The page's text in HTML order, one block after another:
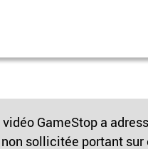
GameStop a
sollicitée portant sur